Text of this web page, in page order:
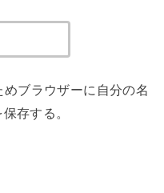
ブラウザーに自分の名
存する。